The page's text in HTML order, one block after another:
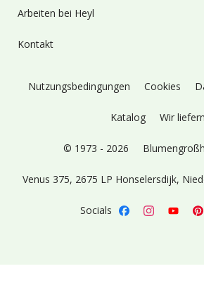
Arbeiten bei Heyl
Kontakt
Nutzungsbedingungen Cookies
Katalog Wir liefern
© 1973 - 2026
Venus 375, 2675 LP Honselersdijk,
Socials